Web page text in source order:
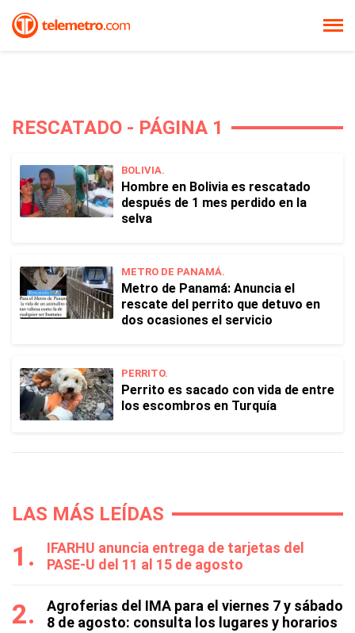
RESCATADO - PÁGINA 1
BOLIVIA.
Hombre en Bolivia es rescatado
después de 1 mes perdido en la
selva
METRO DE PANAMÁ.
Metro de Panamá: Anuncia el
rescate del perrito que detuvo en
dos ocasiones el servicio
PERRITO.
Perrito es sacado con vida de entre
los escombros en Turquía
LAS MÁS LEÍDAS
IFARHU anuncia entrega de tarjetas del
PASE-U del 11 al 15 de agosto
Agroferias del IMA para el viernes 7 y sábado
8 de agosto: consulta los lugares y horarios